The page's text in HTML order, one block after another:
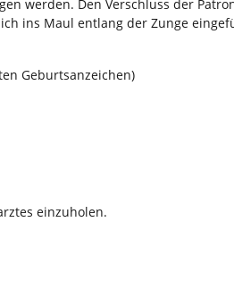
werden. Den Verschluss der
ins Maul entlang der Zunge
Geburtsanzeichen)
einzuholen.